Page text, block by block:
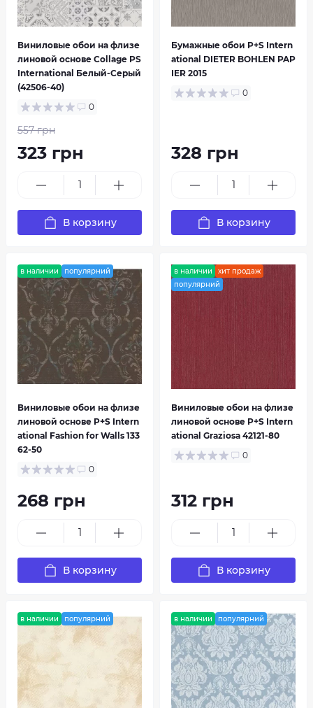
De Couture Shafran Delight
Dieter Bohlen Papier Dieter Bohlen for Kids
Exclusive Fashion for Walls
Виниловые обои на флизе
линовой основе Collage PS
International Белый-Серый
(42506-40)
0
557 грн
323 грн
В корзину
Бумажные обои P+S Intern
ational DIETER BOHLEN PAP
IER 2015
0
328 грн
В корзину
в наличии популярний
Виниловые обои на флизе
линовой основе P+S Intern
ational Fashion for Walls 133
62-50
0
268 грн
В корзину
в наличии
хит продаж
популярний
Виниловые обои на флизе
линовой основе P+S Intern
ational Graziosa 42121-80
0
312 грн
В корзину
в наличии популярний в наличии популярний